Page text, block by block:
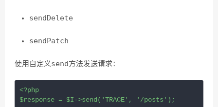
sendDelete
sendPatch
使用自定义send方法发送请求：
<?php
$response = $I->send('TRACE', '/posts');